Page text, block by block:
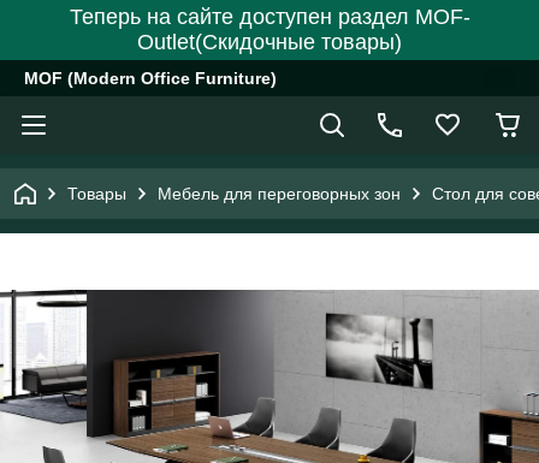
Теперь на сайте доступен раздел MOF-
Outlet(Скидочные товары)
MOF (Modern Office Furniture)
Товары Мебель для переговорных зон Стол для